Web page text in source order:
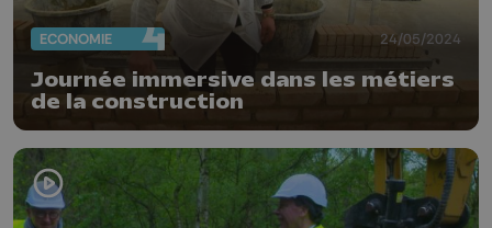
ECONOMIE 24/05/2024
Journée immersive dans les métiers
de la construction